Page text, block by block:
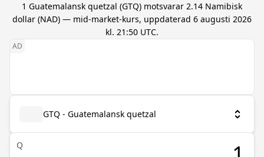
1 Guatemalansk quetzal (GTQ) motsvarar 2.14 Namibisk
dollar (NAD) — mid-market-kurs, uppdaterad 6 augusti 2026
kl. 21:50 UTC.
GTQ - Guatemalansk quetzal
Q